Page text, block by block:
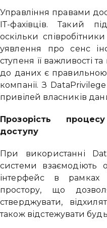
Управління правами
ІТ-фахівців. Такий
оскільки
уявлення про сенс
ступеня її важливості
до даних є правильною
компанії. З
привілей власників
Прозорість
доступу
При використанні
системи
інтерфейс в рамках
простору, що
стверджувати,
також відстежувати